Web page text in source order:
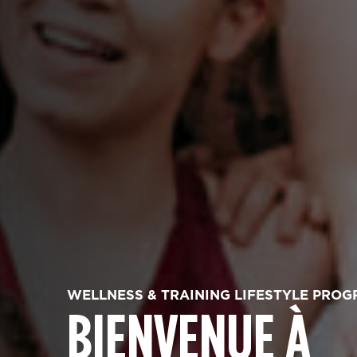
WELLNESS & TRAINING LIFESTYLE
BIENVENUE À